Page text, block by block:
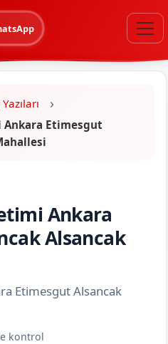
Ankara Etimesgut
Ankara
Alsancak
Etimesgut Alsancak
kontrol